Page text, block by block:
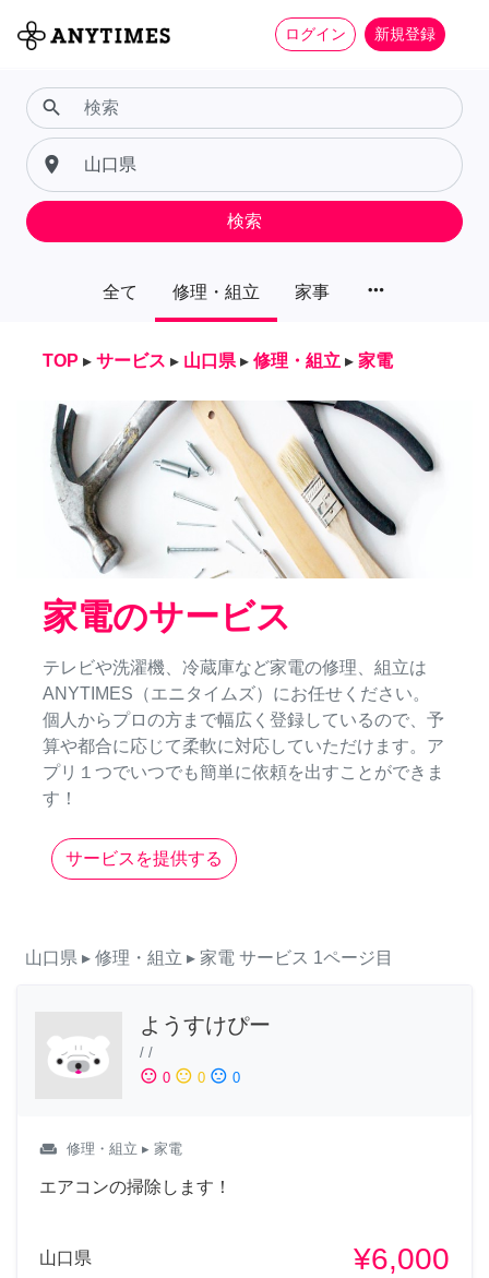
ログイン 新規登録
全て 修理・組立 家事 more_horiz
search
place
検索
TOP ▸ サービス ▸ 山口県 ▸ 修理・組立 ▸ 家電
家電のサービス
テレビや洗濯機、冷蔵庫など家電の修理、組立は
ANYTIMES（エニタイムズ）にお任せください。
個人からプロの方まで幅広く登録しているので、予
算や都合に応じて柔軟に対応していただけます。ア
プリ１つでいつでも簡単に依頼を出すことができま
す！
サービスを提供する
山口県 ▸ 修理・組立 ▸ 家電 サービス 1ページ目
ようすけぴー
/ /
sentiment_satisfied 0 sentiment_neutral 0 sentiment_dissatisfied 0
weekend 修理・組立 ▸ 家電
エアコンの掃除します！
山口県 ¥6,000